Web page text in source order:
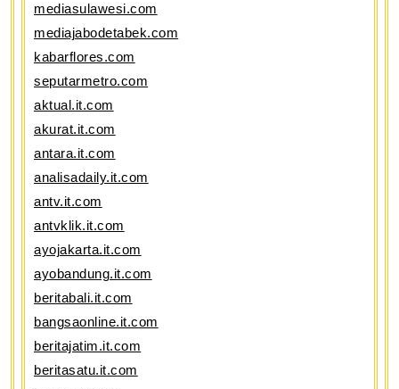
mediasulawesi.com
mediajabodetabek.com
kabarflores.com
seputarmetro.com
aktual.it.com
akurat.it.com
antara.it.com
analisadaily.it.com
antv.it.com
antvklik.it.com
ayojakarta.it.com
ayobandung.it.com
beritabali.it.com
bangsaonline.it.com
beritajatim.it.com
beritasatu.it.com